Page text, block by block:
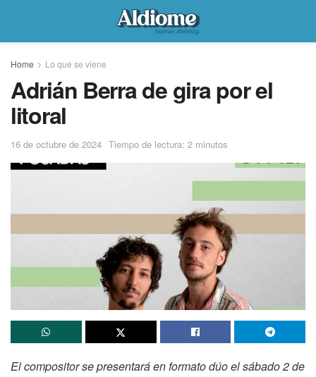
Home Lo que se viene
Adrián Berra de gira por el
litoral
16 de octubre de 2024 Tiempo de lectura: 2 minutos
El compositor se presentará en formato dúo el sábado 2 de